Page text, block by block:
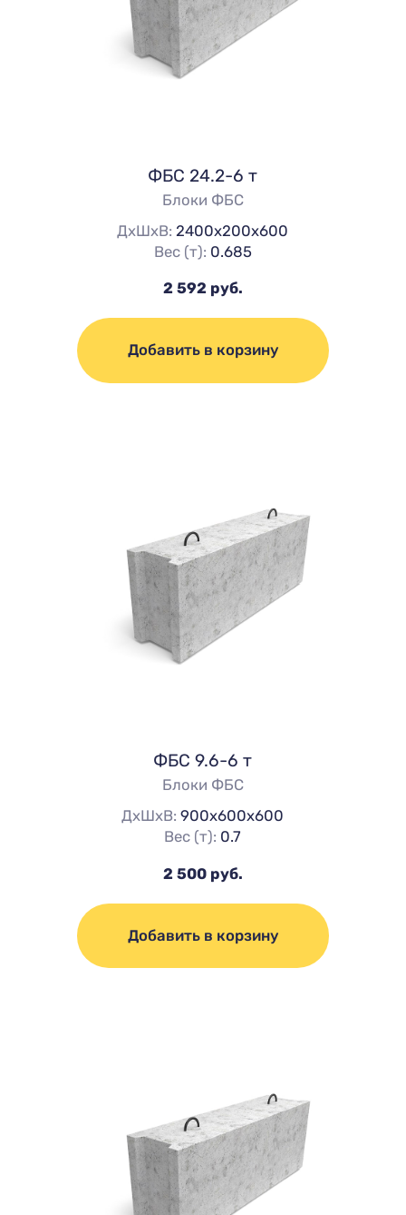
ФБС 24.2-6 т
Блоки ФБС
ДхШхВ: 2400х200х600
Вес (т): 0.685
2 592 руб.
Добавить в корзину
ФБС 9.6-6 т
Блоки ФБС
ДхШхВ:900х600х600
Вес (т): 0.7
2 500 руб.
Добавить в корзину